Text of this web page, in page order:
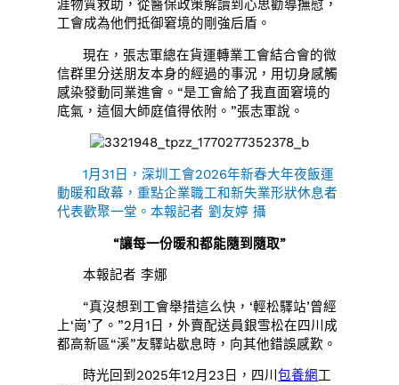
涯物質救助，從醫保政策解讀到心思勸導撫慰，
工會成為他們抵御窘境的剛強后盾。
現在，張志軍總在貨運轉業工會結合會的微
信群里分送朋友本身的經過的事況，用切身感觸
感染發動同業進會。“是工會給了我直面窘境的
底氣，這個大師庭值得依附。”張志軍說。
1月31日，深圳工會2026年新春大年夜飯運
動暖和啟幕，重點企業職工和新失業形狀休息者
代表歡聚一堂。本報記者 劉友婷 攝
“讓每一份暖和都能隨到隨取”
本報記者 李娜
“真沒想到工會舉措這么快，‘輕松驛站’曾經
上‘崗’了。”2月1日，外賣配送員銀雪松在四川成
都高新區“溪”友驛站歇息時，向其他錯誤感歎。
時光回到2025年12月23日，四川包養網工